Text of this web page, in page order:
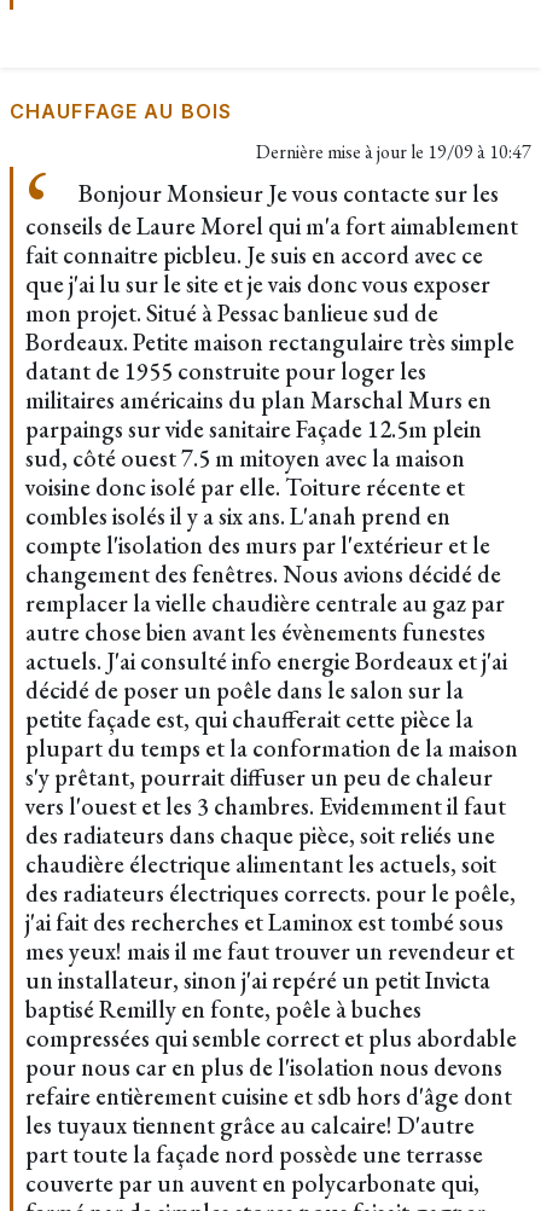
CHAUFFAGE AU BOIS
Dernière mise à jour le 19/09 à 10:47
Bonjour Monsieur Je vous contacte sur les
conseils de Laure Morel qui m'a fort aimablement
fait connaitre picbleu. Je suis en accord avec ce
que j'ai lu sur le site et je vais donc vous exposer
mon projet. Situé à Pessac banlieue sud de
Bordeaux. Petite maison rectangulaire très simple
datant de 1955 construite pour loger les
militaires américains du plan Marschal Murs en
parpaings sur vide sanitaire Façade 12.5m plein
sud, côté ouest 7.5 m mitoyen avec la maison
voisine donc isolé par elle. Toiture récente et
combles isolés il y a six ans. L'anah prend en
compte l'isolation des murs par l'extérieur et le
changement des fenêtres. Nous avions décidé de
remplacer la vielle chaudière centrale au gaz par
autre chose bien avant les évènements funestes
actuels. J'ai consulté info energie Bordeaux et j'ai
décidé de poser un poêle dans le salon sur la
petite façade est, qui chaufferait cette pièce la
plupart du temps et la conformation de la maison
s'y prêtant, pourrait diffuser un peu de chaleur
vers l'ouest et les 3 chambres. Evidemment il faut
des radiateurs dans chaque pièce, soit reliés une
chaudière électrique alimentant les actuels, soit
des radiateurs électriques corrects. pour le poêle,
j'ai fait des recherches et Laminox est tombé sous
mes yeux! mais il me faut trouver un revendeur et
un installateur, sinon j'ai repéré un petit Invicta
baptisé Remilly en fonte, poêle à buches
compressées qui semble correct et plus abordable
pour nous car en plus de l'isolation nous devons
refaire entièrement cuisine et sdb hors d'âge dont
les tuyaux tiennent grâce au calcaire! D'autre
part toute la façade nord possède une terrasse
couverte par un auvent en polycarbonate qui,